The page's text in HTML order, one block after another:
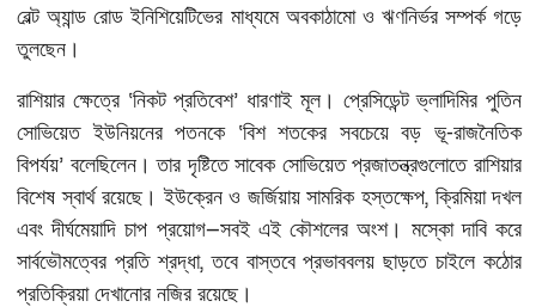
বেল্ট অ্যান্ড রোড ইনিশিয়েটিভের মাধ্যমে অবকাঠামো ও ঋণনির্ভর সম্পর্ক গড়ে
তুলছেন।
রাশিয়ার ক্ষেত্রে‘নিকট প্রতিবেশ’ ধারণাই মূল। প্রেসিডেন্ট ভ্লাদিমির পুতিন
সোভিয়েত ইউনিয়নের পতনকে‘বিশ শতকের সবচেয়ে বড় ভূ-রাজনৈতিক
বিপর্যয়’ বলেছিলেন। তার দৃষ্টিতে সাবেক সোভিয়েত প্রজাতন্ত্রগুলোতে রাশিয়ার
বিশেষ স্বার্থ রয়েছে। ইউক্রেন ও জর্জিয়ায় সামরিক হস্তক্ষেপ, ক্রিমিয়া দখল
এবং দীর্ঘমেয়াদি চাপ প্রয়োগ—সবই এই কৌশলের অংশ। মস্কো দাবি করে
সার্বভৌমত্বের প্রতি শ্রদ্ধা,তবে বাস্তবে প্রভাববলয় ছাড়তে চাইলে কঠোর
প্রতিক্রিয়া দেখানোর নজির রয়েছে।